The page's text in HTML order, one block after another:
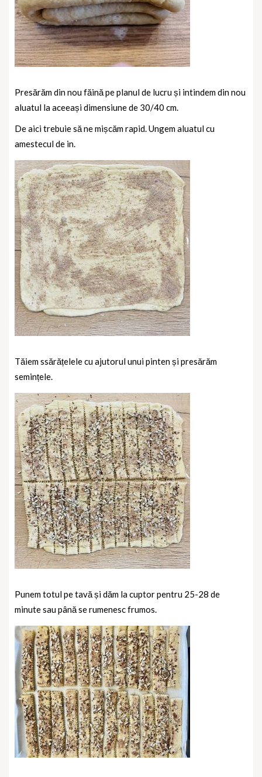
Presărăm din nou făină pe planul de lucru și intindem din nou
aluatul la aceeași dimensiune de 30/40 cm.
De aici trebuie să ne mișcăm rapid. Ungem aluatul cu
amestecul de in.
Tăiem ssărățelele cu ajutorul unui pinten și presărăm
semințele.
Punem totul pe tavă și dăm la cuptor pentru 25-28 de
minute sau până se rumenesc frumos.